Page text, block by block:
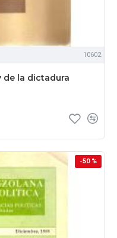
10602
de la dictadura
-50 %